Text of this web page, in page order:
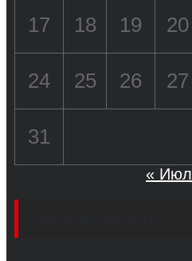
17 18 19 20
24 25 26 27
31
« Июл